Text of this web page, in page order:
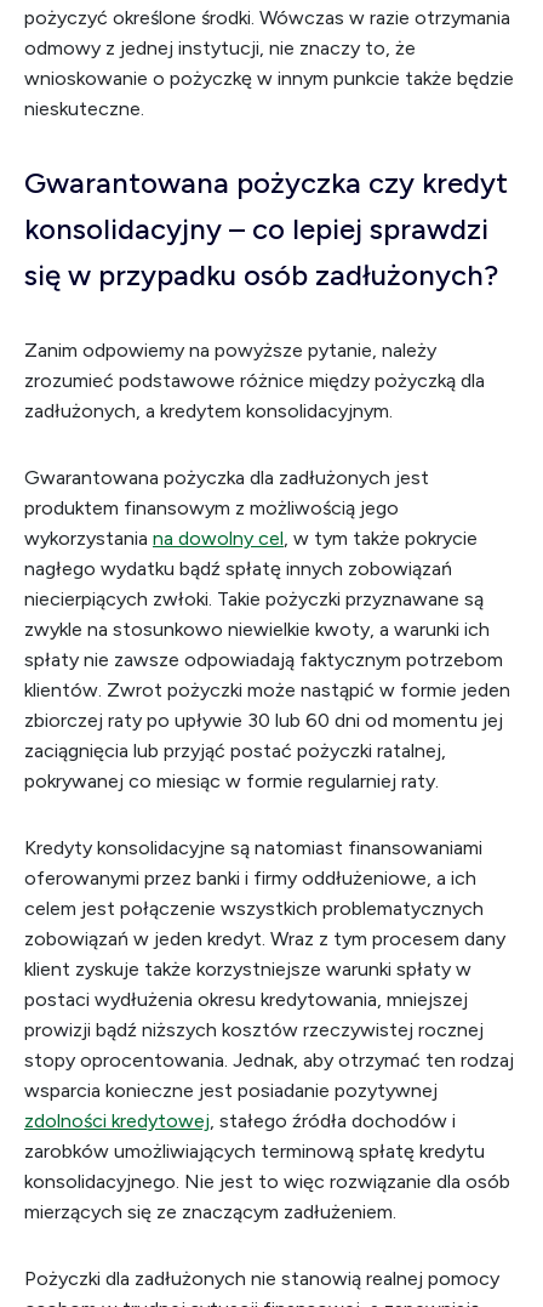
pożyczyć określone środki. Wówczas w razie otrzymania
odmowy z jednej instytucji, nie znaczy to, że
wnioskowanie o pożyczkę w innym punkcie także będzie
nieskuteczne.
Gwarantowana pożyczka czy kredyt
konsolidacyjny – co lepiej sprawdzi
się w przypadku osób zadłużonych?
Zanim odpowiemy na powyższe pytanie, należy
zrozumieć podstawowe różnice między pożyczką dla
zadłużonych, a kredytem konsolidacyjnym.
Gwarantowana pożyczka dla zadłużonych jest
produktem finansowym z możliwością jego
wykorzystania na dowolny cel, w tym także pokrycie
nagłego wydatku bądź spłatę innych zobowiązań
niecierpiących zwłoki. Takie pożyczki przyznawane są
zwykle na stosunkowo niewielkie kwoty, a warunki ich
spłaty nie zawsze odpowiadają faktycznym potrzebom
klientów. Zwrot pożyczki może nastąpić w formie jeden
zbiorczej raty po upływie 30 lub 60 dni od momentu jej
zaciągnięcia lub przyjąć postać pożyczki ratalnej,
pokrywanej co miesiąc w formie regularniej raty.
Kredyty konsolidacyjne są natomiast finansowaniami
oferowanymi przez banki i firmy oddłużeniowe, a ich
celem jest połączenie wszystkich problematycznych
zobowiązań w jeden kredyt. Wraz z tym procesem dany
klient zyskuje także korzystniejsze warunki spłaty w
postaci wydłużenia okresu kredytowania, mniejszej
prowizji bądź niższych kosztów rzeczywistej rocznej
stopy oprocentowania. Jednak, aby otrzymać ten rodzaj
wsparcia konieczne jest posiadanie pozytywnej
zdolności kredytowej, stałego źródła dochodów i
zarobków umożliwiających terminową spłatę kredytu
konsolidacyjnego. Nie jest to więc rozwiązanie dla osób
mierzących się ze znaczącym zadłużeniem.
Pożyczki dla zadłużonych nie stanowią realnej pomocy